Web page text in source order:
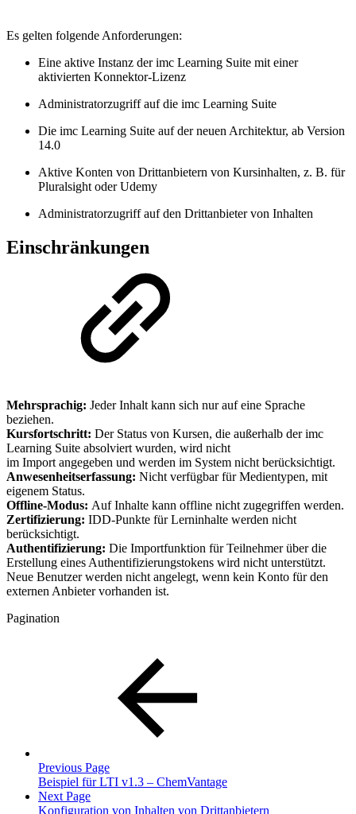
Es gelten folgende Anforderungen:
Eine aktive Instanz der imc Learning Suite mit einer
aktivierten Konnektor-Lizenz
Administratorzugriff auf die imc Learning Suite
Die imc Learning Suite auf der neuen Architektur, ab Version
14.0
Aktive Konten von Drittanbietern von Kursinhalten, z. B. für
Pluralsight oder Udemy
Administratorzugriff auf den Drittanbieter von Inhalten
Einschränkungen
Mehrsprachig: Jeder Inhalt kann sich nur auf eine Sprache
beziehen.
Kursfortschritt: Der Status von Kursen, die außerhalb der imc
Learning Suite absolviert wurden, wird nicht
im Import angegeben und werden im System nicht berücksichtigt.
Anwesenheitserfassung: Nicht verfügbar für Medientypen, mit
eigenem Status.
Offline-Modus: Auf Inhalte kann offline nicht zugegriffen werden.
Zertifizierung: IDD-Punkte für Lerninhalte werden nicht
berücksichtigt.
Authentifizierung: Die Importfunktion für Teilnehmer über die
Erstellung eines Authentifizierungstokens wird nicht unterstützt.
Neue Benutzer werden nicht angelegt, wenn kein Konto für den
externen Anbieter vorhanden ist.
Pagination
Previous Page
Beispiel für LTI v1.3 – ChemVantage
Next Page
Konfiguration von Inhalten von Drittanbietern